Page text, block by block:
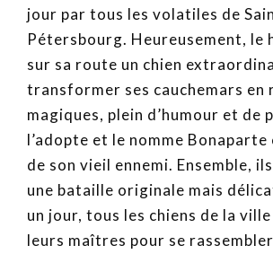
jour par tous les volatiles de
Pétersbourg. Heureusement, le
sur sa route un chien
transformer ses cauchemars en
magiques, plein d’humour et de
l’adopte et le nomme Bonaparte
de son vieil ennemi. Ensemble,
une bataille originale mais
un jour, tous les chiens de la
leurs maîtres pour se